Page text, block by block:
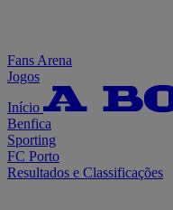
Fans Arena
Jogos
Início
Benfica
Sporting
FC Porto
Resultados e Classificações